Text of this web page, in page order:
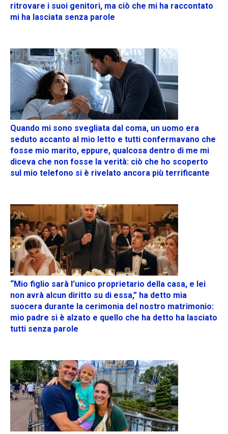
ritrovare i suoi genitori, ma ciò che mi ha raccontato
mi ha lasciata senza parole
Quando mi sono svegliata dal coma, un uomo era
seduto accanto al mio letto e tutti confermavano che
fosse mio marito, eppure, qualcosa dentro di me mi
diceva che non fosse la verità: ciò che ho scoperto
sul mio telefono si è rivelato ancora più terrificante
“Mio figlio sarà l’unico proprietario della casa, e lei
non avrà alcun diritto su di essa,” ha detto mia
suocera durante la cerimonia del nostro matrimonio:
mio padre si è alzato e quello che ha detto ha lasciato
tutti senza parole